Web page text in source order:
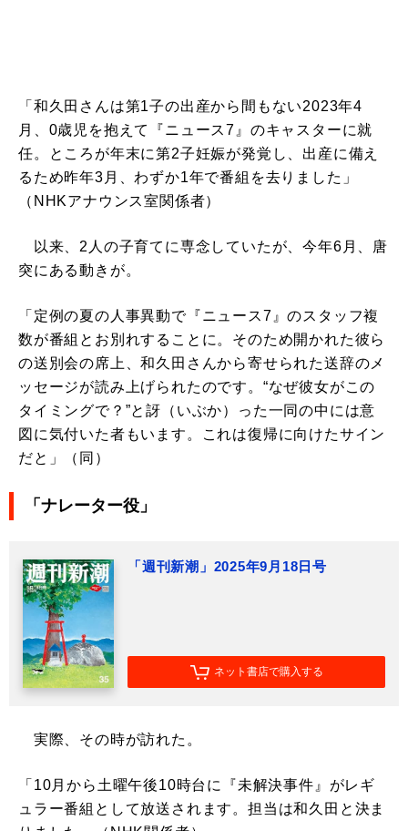
「和久田さんは第1子の出産から間もない2023年4
月、0歳児を抱えて『ニュース7』のキャスターに就
任。ところが年末に第2子妊娠が発覚し、出産に備え
るため昨年3月、わずか1年で番組を去りました」
（NHKアナウンス室関係者）
以来、2人の子育てに専念していたが、今年6月、唐
突にある動きが。
「定例の夏の人事異動で『ニュース7』のスタッフ複
数が番組とお別れすることに。そのため開かれた彼ら
の送別会の席上、和久田さんから寄せられた送辞のメ
ッセージが読み上げられたのです。“なぜ彼女がこの
タイミングで？”と訝（いぶか）った一同の中には意
図に気付いた者もいます。これは復帰に向けたサイン
だと」（同）
「ナレーター役」
「週刊新潮」2025年9月18日号
ネット書店で購入する
実際、その時が訪れた。
「10月から土曜午後10時台に『未解決事件』がレギ
ュラー番組として放送されます。担当は和久田と決ま